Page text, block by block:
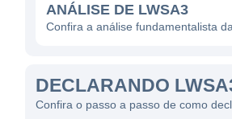
Construção e
Desenvolvimento de APIs
ANÁLISE DE LWSA3
Confira a análise fundamentalista
DECLARANDO
Confira o passo a passo de como